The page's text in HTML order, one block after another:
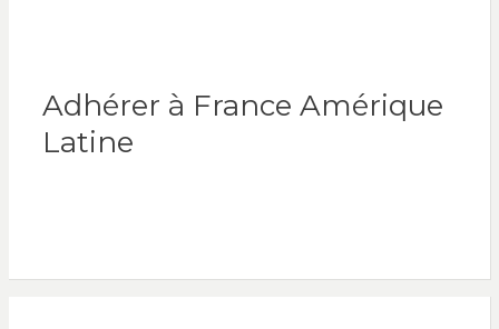
Adhérer à France Amérique
Latine